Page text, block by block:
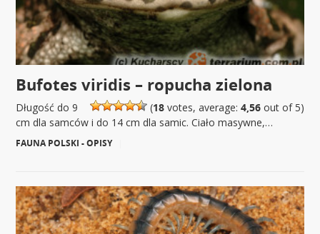
Bufotes viridis – ropucha zielona
(18votes, average: 4,56out of 5)
Długość do 9
cm dla samców i do 14 cm dla samic. Ciało masywne,…
FAUNA POLSKI - OPISY